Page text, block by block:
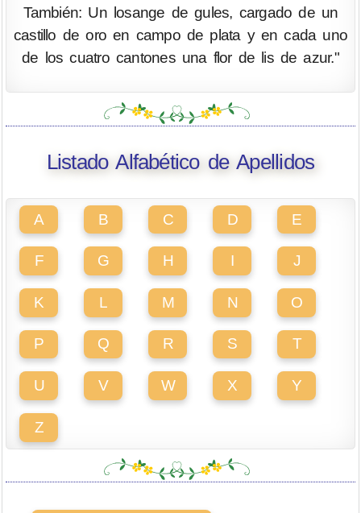
También: Un losange de gules, cargado de un
castillo de oro en campo de plata y en cada uno
de los cuatro cantones una flor de lis de azur."
Listado Alfabético de Apellidos
A B C D E
F G H I J
K L M N O
P Q R S T
U V W X Y
Z